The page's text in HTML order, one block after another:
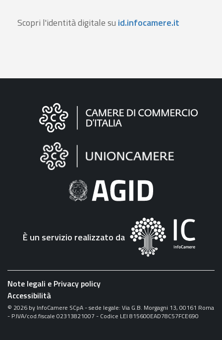
Scopri l'identità digitale su id.infocamere.it
Informazioni
"Fattura
Elettronica"
È un servizio realizzato da
Note legali e Privacy policy
Accessibilità
© 2026 by InfoCamere SCpA - sede legale: Via G.B. Morgagni 13, 00161 Roma
- P.IVA/cod.fiscale 02313821007 - Codice LEI 815600EAD78C57FCE690